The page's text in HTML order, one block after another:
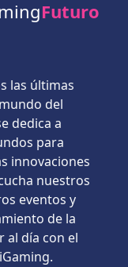
Futuro
las últimas
del
dedica a
para
innovaciones
nuestros
eventos y
de la
al día con el